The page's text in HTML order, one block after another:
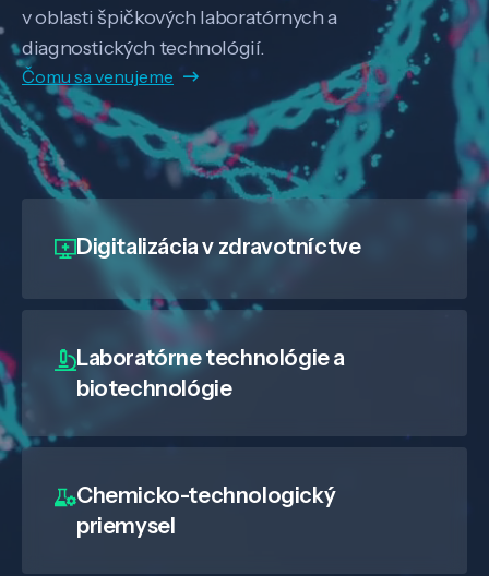
v oblasti špičkových laboratórnych a
diagnostických technológií.
Čomu sa venujeme
Digitalizáciav zdravotníctve
Laboratórne technológie a
biotechnológie
Chemicko-technologický
priemysel